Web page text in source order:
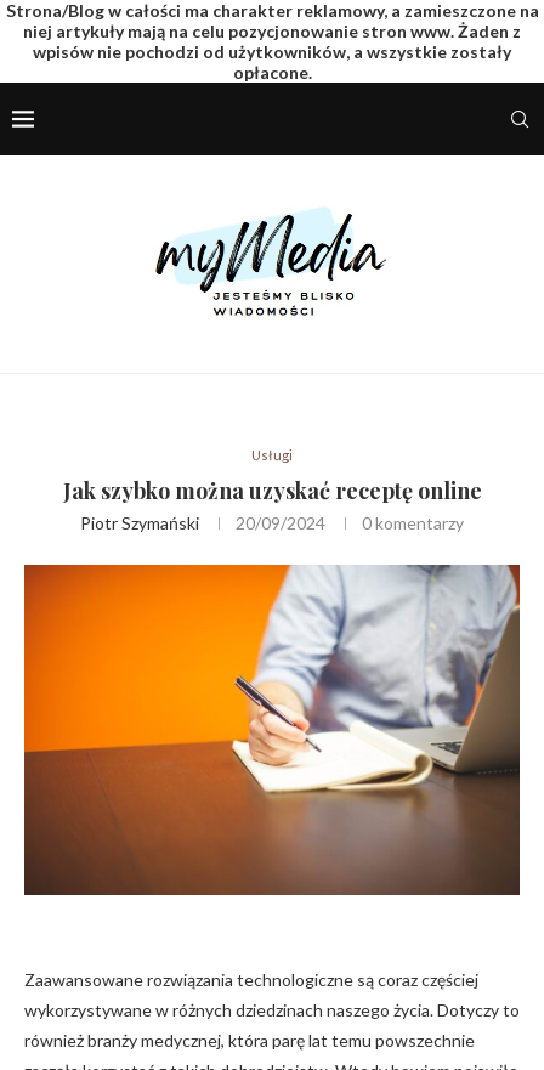
Strona/Blog w całości ma charakter reklamowy, a zamieszczone na
niej artykuły mają na celu pozycjonowanie stron www. Żaden z
wpisów nie pochodzi od użytkowników, a wszystkie zostały
opłacone.
Usługi
Jak szybko można uzyskać receptę online
Piotr Szymański 20/09/2024 0 komentarzy
Zaawansowane rozwiązania technologiczne są coraz częściej
wykorzystywane w różnych dziedzinach naszego życia. Dotyczy to
również branży medycznej, która parę lat temu powszechnie